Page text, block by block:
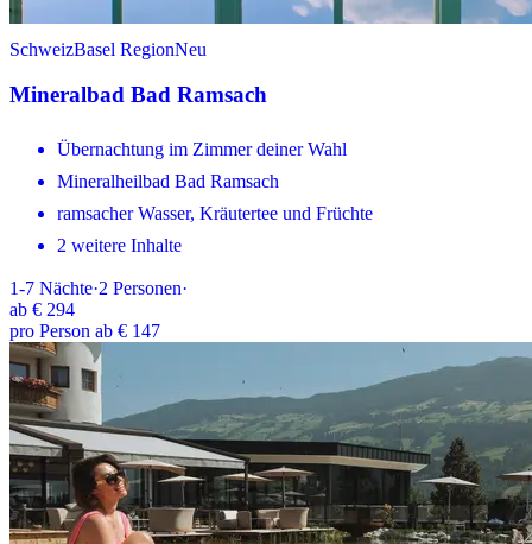
SchweizBasel RegionNeu
Mineralbad Bad Ramsach
Übernachtung im Zimmer deiner Wahl
Mineralheilbad Bad Ramsach
ramsacher Wasser, Kräutertee und Früchte
2 weitere Inhalte
1-7 Nächte·2 Personen·
ab € 294
pro Person ab € 147